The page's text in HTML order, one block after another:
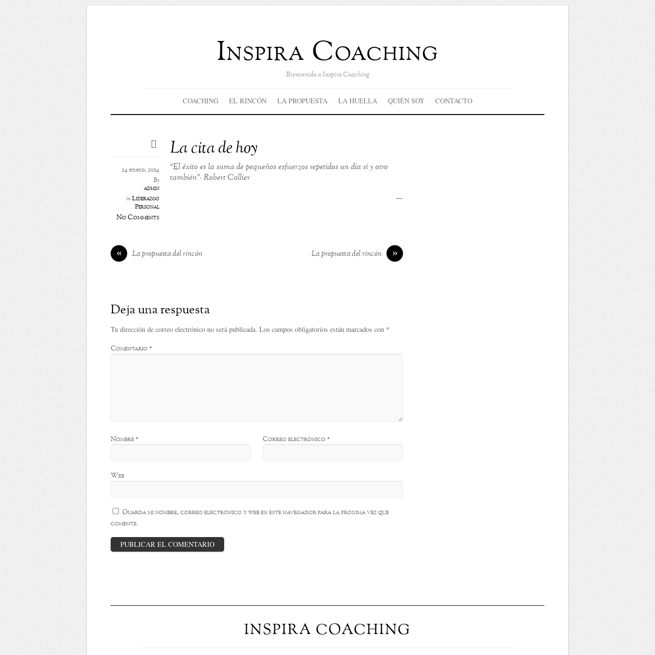
Inspira Coaching
Bienvenido a Inspira Coaching
COACHING EL RINCÓN LA PROPUESTA LA HUELLA QUIÉN SOY CONTACTO
La cita de hoy
24 enero, 2014
By
admin
inLiderazgo
Personal
No Comments
“El éxito es la suma de pequeños esfuerzos repetidos un día sí y otro
también”- Robert Collier
—
« La propuesta del rincón »
La propuesta del rincón
Deja una respuesta
Tu dirección de correo electrónico no será publicada. Los campos obligatorios están marcados con *
Comentario *
Nombre * Correo electrónico *
Web
Guarda mi nombre, correo electrónico y web en este navegador para la próxima vez que
comente.
INSPIRA COACHING